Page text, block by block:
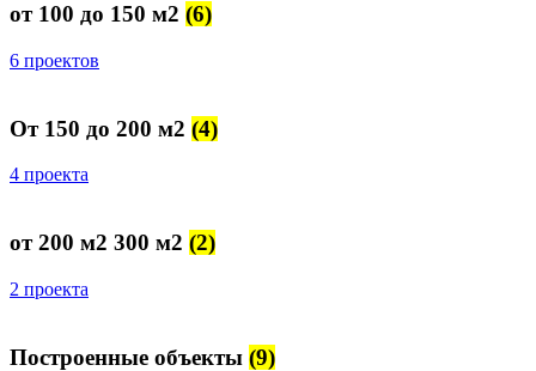
от 100 до 150 м2 (6)
6 проектов
От 150 до 200 м2 (4)
4 проекта
от 200 м2 300 м2 (2)
2 проекта
Построенные объекты (9)